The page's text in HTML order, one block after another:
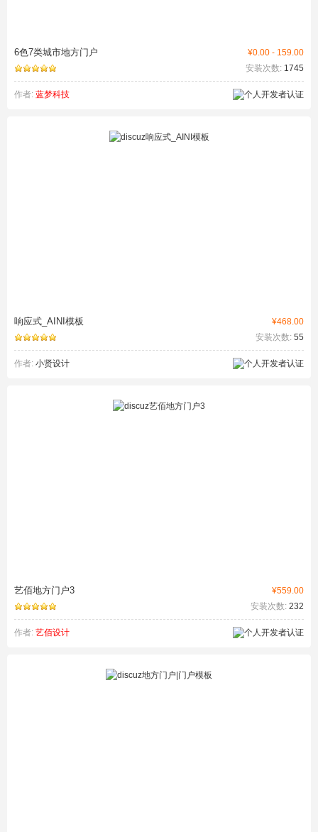
¥0.00 - 159.00
6色7类城市地方门户
安装次数: 1745
作者: 蓝梦科技
¥468.00
响应式_AINI模板
安装次数: 55
作者: 小贤设计
¥559.00
艺佰地方门户3
安装次数: 232
作者: 艺佰设计